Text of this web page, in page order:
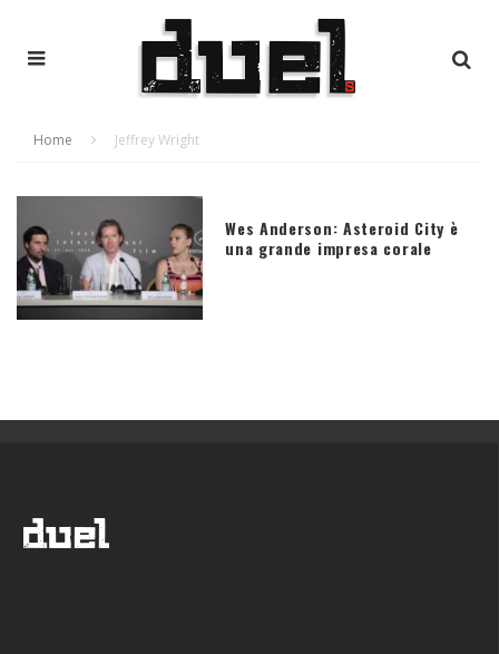
Home Jeffrey Wright
Wes Anderson: Asteroid City è
una grande impresa corale